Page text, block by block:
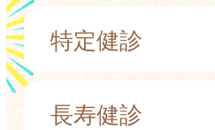
特定健診
長寿健診